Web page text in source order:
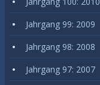
Jahrgang 99: 2009
Jahrgang 98: 2008
Jahrgang 97: 2007